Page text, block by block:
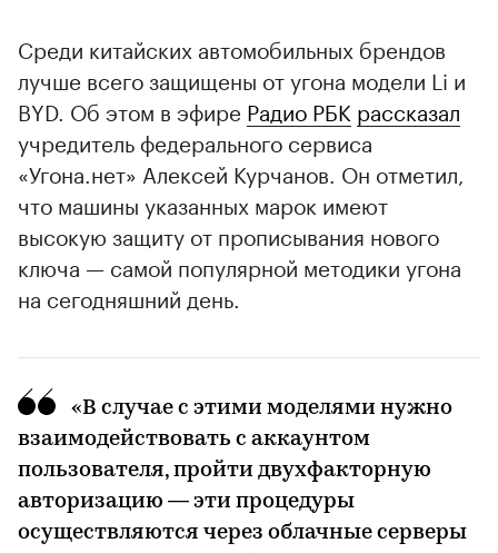
Среди китайских автомобильных брендов
лучше всего защищены от угона модели Li и
BYD. Об этом в эфире Радио РБК рассказал
учредитель федерального сервиса
«Угона.нет» Алексей Курчанов. Он отметил,
что машины указанных марок имеют
высокую защиту от прописывания нового
ключа — самой популярной методики угона
на сегодняшний день.
«В случае с этими моделями нужно
взаимодействовать с аккаунтом
пользователя, пройти двухфакторную
авторизацию — эти процедуры
осуществляются через облачные серверы